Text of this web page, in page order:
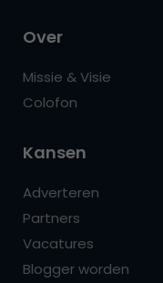
Over
Missie & Visie
Colofon
Kansen
Adverteren
Partners
Vacatures
Blogger worden